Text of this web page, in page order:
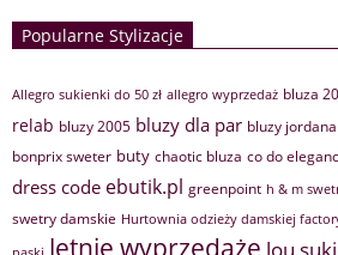
Popularne Stylizacje
Allegro sukienki do 50 zł allegro wyprzedaż bluza
relab bluzy 2005 bluzy dla par bluzy jordana
bonprix sweter buty chaotic bluza co do
dress code ebutik.pl greenpoint h & m
swetry damskie Hurtownia odzieży damskiej
letnie wyprzedaże